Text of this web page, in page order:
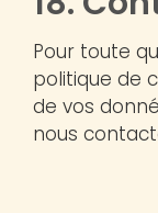
Pour toute
politique de
de vos
nous